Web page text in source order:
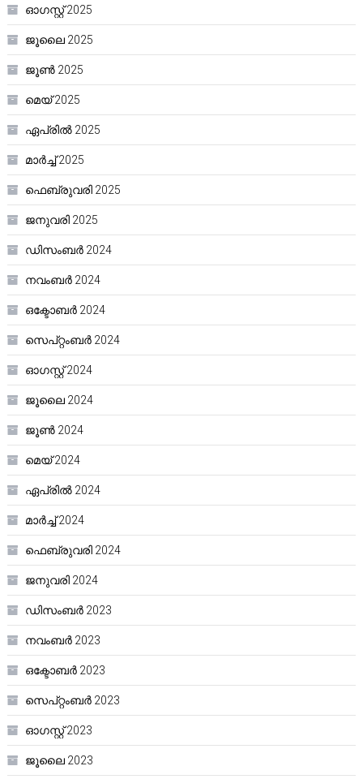
ഓഗസ്റ്റ്‌ 2025
ജൂലൈ 2025
ജൂൺ 2025
മെയ്‌ 2025
ഏപ്രിൽ 2025
മാർച്ച്‌ 2025
ഫെബ്രുവരി 2025
ജനുവരി 2025
ഡിസംബർ 2024
നവംബർ 2024
ഒക്ടോബർ 2024
സെപ്റ്റംബർ 2024
ഓഗസ്റ്റ്‌ 2024
ജൂലൈ 2024
ജൂൺ 2024
മെയ്‌ 2024
ഏപ്രിൽ 2024
മാർച്ച്‌ 2024
ഫെബ്രുവരി 2024
ജനുവരി 2024
ഡിസംബർ 2023
നവംബർ 2023
ഒക്ടോബർ 2023
സെപ്റ്റംബർ 2023
ഓഗസ്റ്റ്‌ 2023
ജൂലൈ 2023